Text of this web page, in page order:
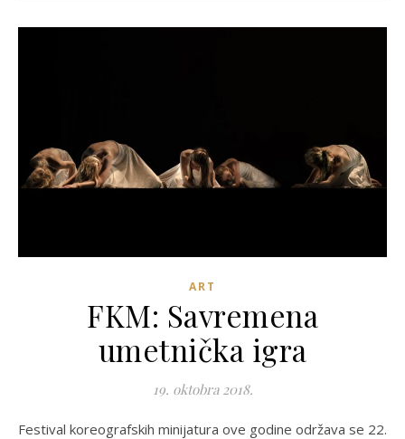
ART
FKM: Savremena
umetnička igra
19. oktobra 2018.
Festival koreografskih minijatura ove godine održava se 22.